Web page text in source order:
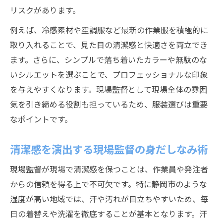
リスクがあります。
例えば、冷感素材や空調服など最新の作業服を積極的に
取り入れることで、見た目の清潔感と快適さを両立でき
ます。さらに、シンプルで落ち着いたカラーや無駄のな
いシルエットを選ぶことで、プロフェッショナルな印象
を与えやすくなります。現場監督として現場全体の雰囲
気を引き締める役割も担っているため、服装選びは重要
なポイントです。
清潔感を演出する現場監督の身だしなみ術
現場監督が現場で清潔感を保つことは、作業員や発注者
からの信頼を得る上で不可欠です。特に静岡市のような
湿度が高い地域では、汗や汚れが目立ちやすいため、毎
日の着替えや洗濯を徹底することが基本となります。汗